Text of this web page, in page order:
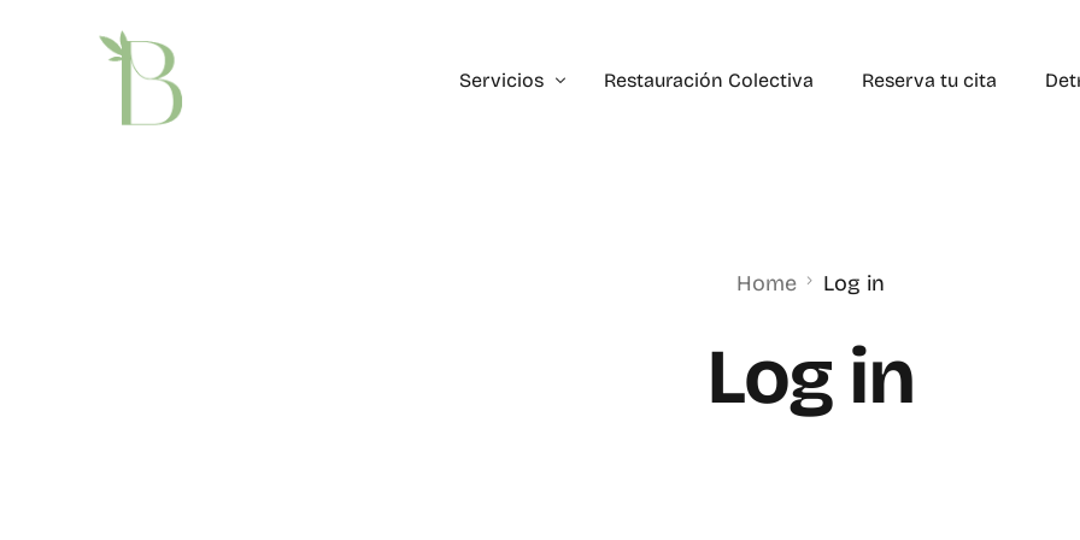
Servicios
Alimentación Vegana/Vegetariana
Restauración Colectiva Reserva tu cita
Home Log in
Log in